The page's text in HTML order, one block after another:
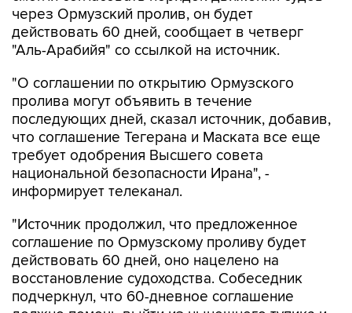
через Ормузский пролив, он будет
действовать 60 дней, сообщает в четверг
"Аль-Арабийя" со ссылкой на источник.
"О соглашении по открытию Ормузского
пролива могут объявить в течение
последующих дней, сказал источник, добавив,
что соглашение Тегерана и Маската все еще
требует одобрения Высшего совета
национальной безопасности Ирана", -
информирует телеканал.
"Источник продолжил, что предложенное
соглашение по Ормузскому проливу будет
действовать 60 дней, оно нацелено на
восстановление судоходства. Собеседник
подчеркнул, что 60-дневное соглашение